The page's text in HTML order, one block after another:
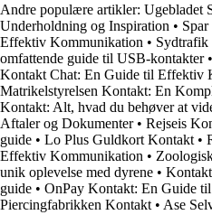
Andre populære artikler: Ugebladet
Underholdning og Inspiration •
Effektiv Kommunikation • Sydtrafik
omfattende guide til USB-kontakter•
Kontakt Chat: En Guide til Effektiv
Matrikelstyrelsen Kontakt: En
Kontakt: Alt, hvad du behøver at
Aftaler og Dokumenter• Rejseis
guide • Lo Plus Guldkort Kontakt •
Effektiv Kommunikation •
unik oplevelse med dyrene •
guide • OnPay Kontakt: En Guide
Piercingfabrikken Kontakt • Ase